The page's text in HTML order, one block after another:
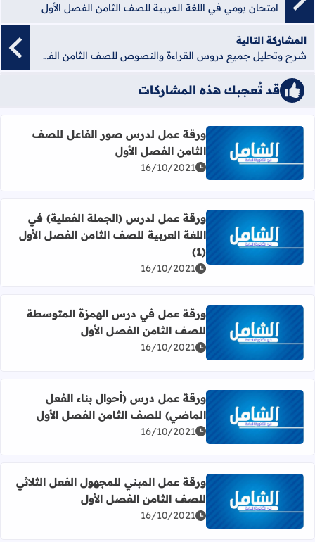
امتحان يومي في اللغة العربية للصف الثامن الفصل الأول
المشاركة التالية
شرح وتحليل جميع دروس القراءة والنصوص للصف الثامن الفصل الأول
قد تُعجبك هذه المشاركات
اقرأ المزيد عن ورقة عمل لدرس صور الفاعل للصف الثامن
ورقة عمل لدرس صور الفاعل للصف
الثامن الفصل الأول
16/10/2021
اقرأ المزيد عن ورقة عمل لدرس (الجملة الفعلية) في اللغة
ورقة عمل لدرس (الجملة الفعلية) في
اللغة العربية للصف الثامن الفصل الأول
(1)
16/10/2021
اقرأ المزيد عن ورقة عمل في درس الهمزة المتوسطة للصف
ورقة عمل في درس الهمزة المتوسطة
للصف الثامن الفصل الأول
16/10/2021
اقرأ المزيد عن ورقة عمل درس (أحوال بناء الفعل الماضي)
ورقة عمل درس (أحوال بناء الفعل
الماضي) للصف الثامن الفصل الأول
16/10/2021
اقرأ المزيد عن ورقة عمل المبني للمجهول الفعل الثلاثي
ورقة عمل المبني للمجهول الفعل الثلاثي
للصف الثامن الفصل الأول
16/10/2021